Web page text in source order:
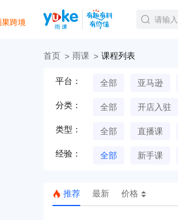
首页 雨课 课程列表
平台： 全部 亚马逊
分类： 全部 开店入驻
类型： 全部 直播课
经验： 全部 新手课
推荐 最新 价格